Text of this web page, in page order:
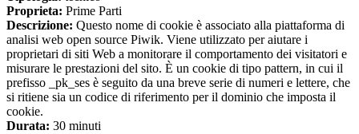
Proprieta: Prime Parti
Descrizione: Questo nome di cookie è associato alla piattaforma di
analisi web open source Piwik. Viene utilizzato per aiutare i
proprietari di siti Web a monitorare il comportamento dei visitatori e
misurare le prestazioni del sito. È un cookie di tipo pattern, in cui il
prefisso _pk_ses è seguito da una breve serie di numeri e lettere, che
si ritiene sia un codice di riferimento per il dominio che imposta il
cookie.
Durata: 30 minuti